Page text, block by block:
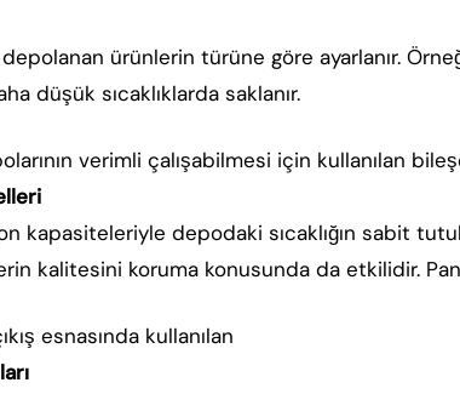
ürünlerin türüne göre ayarlanır.
düşük sıcaklıklarda saklanır.
verimli çalışabilmesi için kullanılan
kapasiteleriyle depodaki sıcaklığın sabit
kalitesini koruma konusunda da etkilidir.
esnasında kullanılan